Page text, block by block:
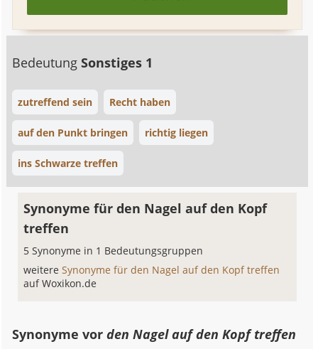
BedeutungSonstiges 1
zutreffend sein Recht haben
auf den Punkt bringen richtig liegen
ins Schwarze treffen
Synonyme für den Nagel auf den Kopf
treffen
5 Synonyme in 1 Bedeutungsgruppen
weitereSynonyme für den Nagel auf den Kopf treffen
auf Woxikon.de
Synonyme vorden Nagel auf den Kopf treffen